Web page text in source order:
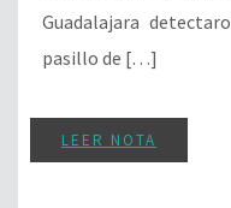
Guadalajara
pasillo de […]
LEER NOTA